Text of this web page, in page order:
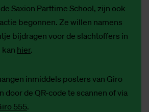
Saxion Parttime School, zijn ook
begonnen. Ze willen namens
bijdragen voor de slachtoffers in
kan hier.
inmiddels posters van Giro
door de QR-code te scannen of via
555.